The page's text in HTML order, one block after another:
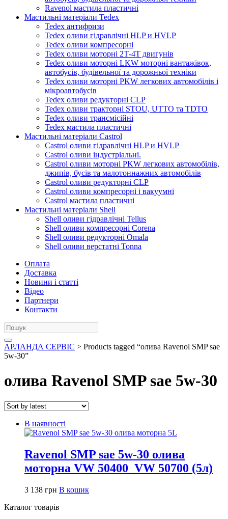
Ravenol мастила пластичні
Мастильні матеріали Tedex
Tedex антифризи
Tedex оливи гідравлічні HLP и HVLP
Tedex оливи компресорні
Tedex оливи моторні 2Т-4Т двигунів
Tedex оливи моторні LKW моторні вантажівок,
автобусів, будівельної та дорожньої техніки
Tedex оливи моторні PKW легкових автомобілів і
мікроавтобусів
Tedex оливи редукторні CLP
Tedex оливи тракторні STOU, UTTO та TDTO
Tedex оливи трансмісійні
Tedex мастила пластичні
Мастильні матеріали Castrol
Castrol оливи гідравлічні HLP и HVLP
Castrol оливи індустріальні.
Castrol оливи моторні PKW легкових автомобілів,
джипів, бусів та малотоннажних автомобілів
Castrol оливи редукторні CLP
Castrol оливи компресорні і вакуумні
Castrol мастила пластичні
Мастильні матеріали Shell
Shell оливи гідравлічні Tellus
Shell оливи компресорні Corena
Shell оливи редукторні Omala
Shell оливи верстатні Tonna
Оплата
Доставка
Новини і статті
Відео
Партнери
Контакти
АРЛАНДА СЕРВІС > Products tagged “олива Ravenol SMP sae
5w-30”
олива Ravenol SMP sae 5w-30
В наявності
Ravenol SMP sae 5w-30 олива
моторна VW 50400_VW 50700 (5л)
3 138 грн В кошик
Каталог товарів